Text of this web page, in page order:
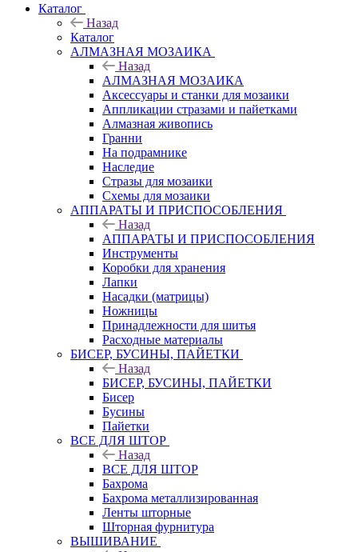
Каталог
Назад
Каталог
АЛМАЗНАЯ МОЗАИКА
Назад
АЛМАЗНАЯ МОЗАИКА
Аксессуары и станки для мозаики
Аппликации стразами и пайетками
Алмазная живопись
Гранни
На подрамнике
Наследие
Стразы для мозаики
Схемы для мозаики
АППАРАТЫ И ПРИСПОСОБЛЕНИЯ
Назад
АППАРАТЫ И ПРИСПОСОБЛЕНИЯ
Инструменты
Коробки для хранения
Лапки
Насадки (матрицы)
Ножницы
Принадлежности для шитья
Расходные материалы
БИСЕР, БУСИНЫ, ПАЙЕТКИ
Назад
БИСЕР, БУСИНЫ, ПАЙЕТКИ
Бисер
Бусины
Пайетки
ВСЕ ДЛЯ ШТОР
Назад
ВСЕ ДЛЯ ШТОР
Бахрома
Бахрома металлизированная
Ленты шторные
Шторная фурнитура
ВЫШИВАНИЕ